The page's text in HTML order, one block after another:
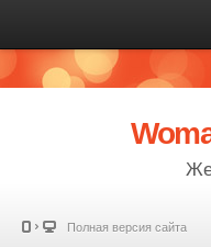
Полная версия сайта